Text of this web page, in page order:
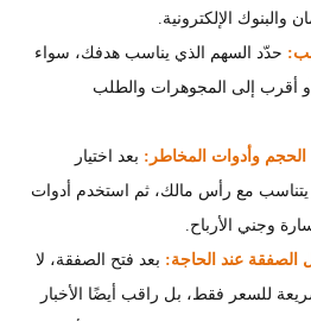
والبنوك الإلكترونية.
حدّد السهم الذي يناسب هدفك، سواء
أو أقرب إلى المجوهرات والطلب
بعد اختيار
يتناسب مع رأس مالك، ثم استخدم أدوات
وجني الأرباح.
بعد فتح الصفقة، لا
للسعر فقط، بل راقب أيضًا الأخبار